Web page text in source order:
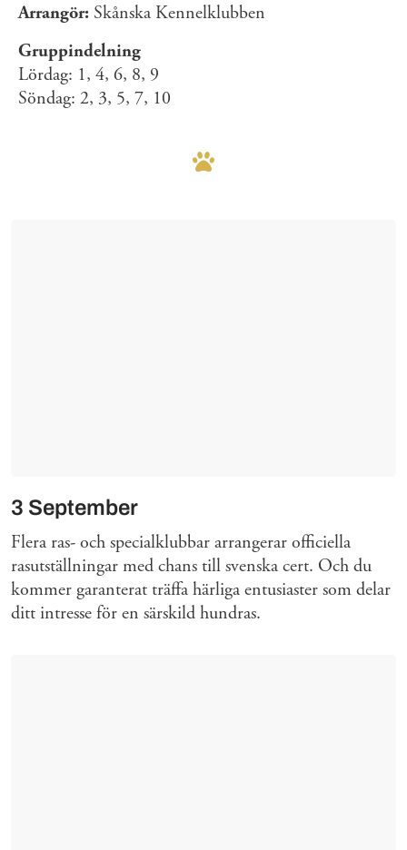
Arrangör: Skånska Kennelklubben
Gruppindelning
Lördag: 1, 4, 6, 8, 9
Söndag: 2, 3, 5, 7, 10
3 September
Flera ras- och specialklubbar arrangerar officiella
rasutställningar med chans till svenska cert. Och du
kommer garanterat träffa härliga entusiaster som delar
ditt intresse för en särskild hundras.